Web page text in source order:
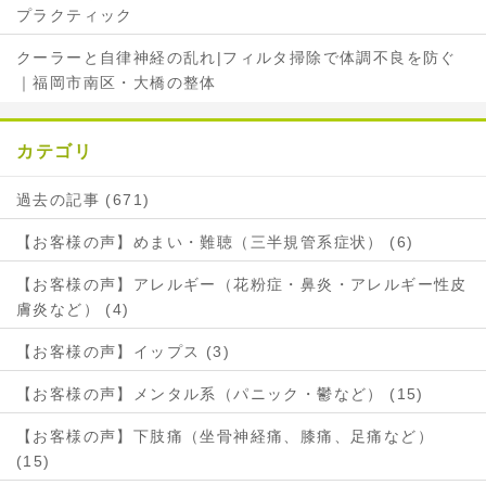
プラクティック
クーラーと自律神経の乱れ|フィルタ掃除で体調不良を防ぐ
｜福岡市南区・大橋の整体
カテゴリ
過去の記事 (671)
【お客様の声】めまい・難聴（三半規管系症状） (6)
【お客様の声】アレルギー（花粉症・鼻炎・アレルギー性皮
膚炎など） (4)
【お客様の声】イップス (3)
【お客様の声】メンタル系（パニック・鬱など） (15)
【お客様の声】下肢痛（坐骨神経痛、膝痛、足痛など）
(15)